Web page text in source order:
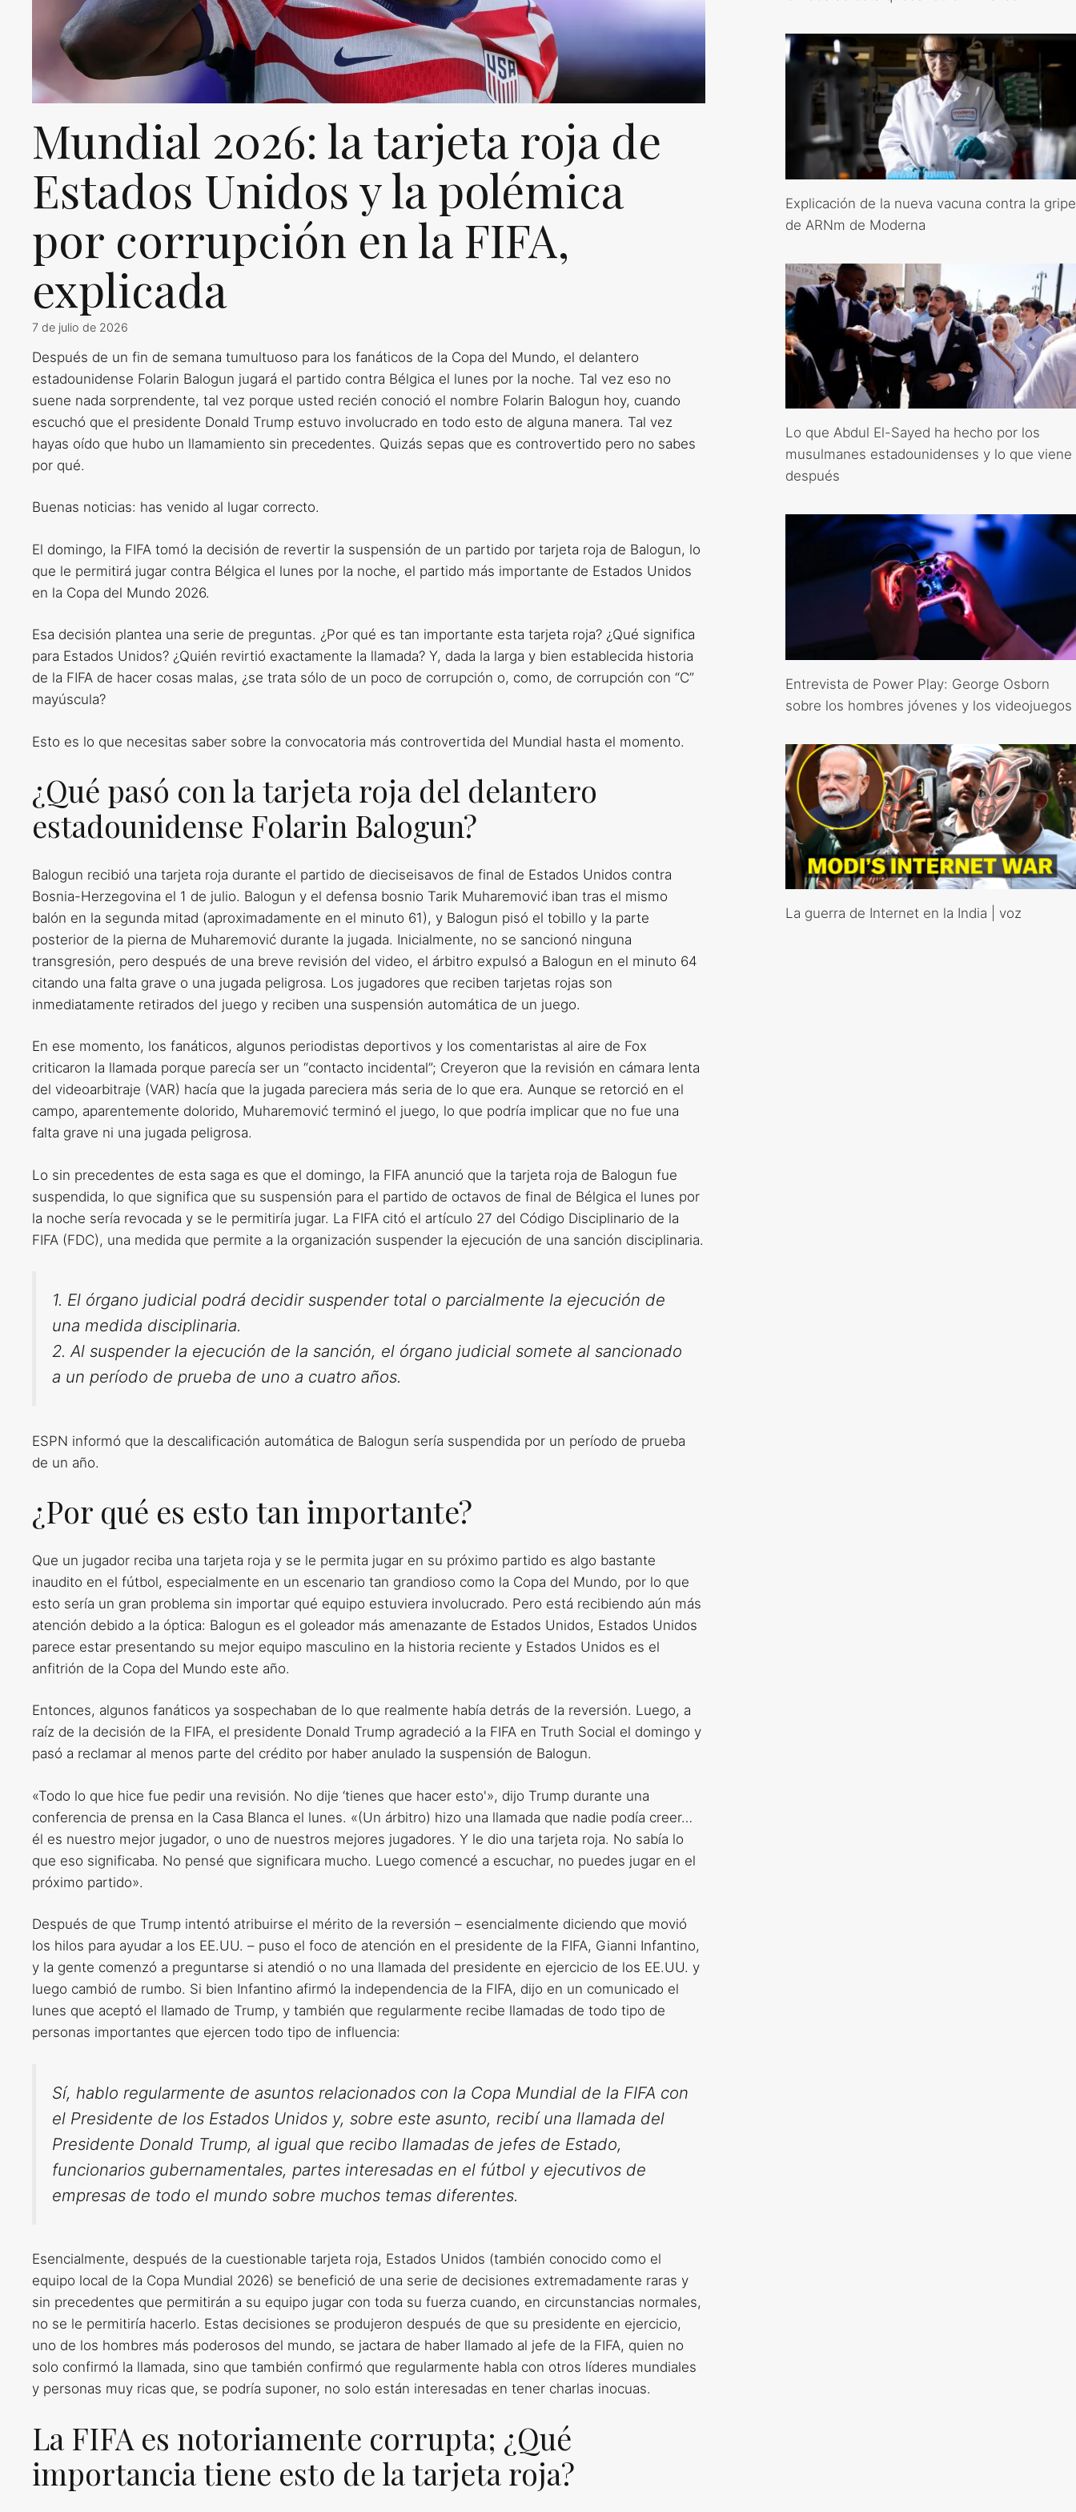
Mundial 2026: la tarjeta roja de
Estados Unidos y la polémica
por corrupción en la FIFA,
explicada
7 de julio de 2026
Después de un fin de semana tumultuoso para los fanáticos de la Copa del Mundo, el delantero
estadounidense Folarin Balogun jugará el partido contra Bélgica el lunes por la noche. Tal vez eso no
suene nada sorprendente, tal vez porque usted recién conoció el nombre Folarin Balogun hoy, cuando
escuchó que el presidente Donald Trump estuvo involucrado en todo esto de alguna manera. Tal vez
hayas oído que hubo un llamamiento sin precedentes. Quizás sepas que es controvertido pero no sabes
por qué.
Buenas noticias: has venido al lugar correcto.
El domingo, la FIFA tomó la decisión de revertir la suspensión de un partido por tarjeta roja de Balogun, lo
que le permitirá jugar contra Bélgica el lunes por la noche, el partido más importante de Estados Unidos
en la Copa del Mundo 2026.
Esa decisión plantea una serie de preguntas. ¿Por qué es tan importante esta tarjeta roja? ¿Qué significa
para Estados Unidos? ¿Quién revirtió exactamente la llamada? Y, dada la larga y bien establecida historia
de la FIFA de hacer cosas malas, ¿se trata sólo de un poco de corrupción o, como, de corrupción con “C”
mayúscula?
Esto es lo que necesitas saber sobre la convocatoria más controvertida del Mundial hasta el momento.
¿Qué pasó con la tarjeta roja del delantero
estadounidense Folarin Balogun?
Balogun recibió una tarjeta roja durante el partido de dieciseisavos de final de Estados Unidos contra
Bosnia-Herzegovina el 1 de julio. Balogun y el defensa bosnio Tarik Muharemović iban tras el mismo
balón en la segunda mitad (aproximadamente en el minuto 61), y Balogun pisó el tobillo y la parte
posterior de la pierna de Muharemović durante la jugada. Inicialmente, no se sancionó ninguna
transgresión, pero después de una breve revisión del video, el árbitro expulsó a Balogun en el minuto 64
citando una falta grave o una jugada peligrosa. Los jugadores que reciben tarjetas rojas son
inmediatamente retirados del juego y reciben una suspensión automática de un juego.
En ese momento, los fanáticos, algunos periodistas deportivos y los comentaristas al aire de Fox
criticaron la llamada porque parecía ser un “contacto incidental”; Creyeron que la revisión en cámara lenta
del videoarbitraje (VAR) hacía que la jugada pareciera más seria de lo que era. Aunque se retorció en el
campo, aparentemente dolorido, Muharemović terminó el juego, lo que podría implicar que no fue una
falta grave ni una jugada peligrosa.
Lo sin precedentes de esta saga es que el domingo, la FIFA anunció que la tarjeta roja de Balogun fue
suspendida, lo que significa que su suspensión para el partido de octavos de final de Bélgica el lunes por
la noche sería revocada y se le permitiría jugar. La FIFA citó el artículo 27 del Código Disciplinario de la
FIFA (FDC), una medida que permite a la organización suspender la ejecución de una sanción disciplinaria.
1. El órgano judicial podrá decidir suspender total o parcialmente la ejecución de
una medida disciplinaria.
2. Al suspender la ejecución de la sanción, el órgano judicial somete al sancionado
a un período de prueba de uno a cuatro años.
ESPN informó que la descalificación automática de Balogun sería suspendida por un período de prueba
de un año.
¿Por qué es esto tan importante?
Que un jugador reciba una tarjeta roja y se le permita jugar en su próximo partido es algo bastante
inaudito en el fútbol, ​​especialmente en un escenario tan grandioso como la Copa del Mundo, por lo que
esto sería un gran problema sin importar qué equipo estuviera involucrado. Pero está recibiendo aún más
atención debido a la óptica: Balogun es el goleador más amenazante de Estados Unidos, Estados Unidos
parece estar presentando su mejor equipo masculino en la historia reciente y Estados Unidos es el
anfitrión de la Copa del Mundo este año.
Entonces, algunos fanáticos ya sospechaban de lo que realmente había detrás de la reversión. Luego, a
raíz de la decisión de la FIFA, el presidente Donald Trump agradeció a la FIFA en Truth Social el domingo y
pasó a reclamar al menos parte del crédito por haber anulado la suspensión de Balogun.
«Todo lo que hice fue pedir una revisión. No dije ‘tienes que hacer esto'», dijo Trump durante una
conferencia de prensa en la Casa Blanca el lunes. «(Un árbitro) hizo una llamada que nadie podía creer…
él es nuestro mejor jugador, o uno de nuestros mejores jugadores. Y le dio una tarjeta roja. No sabía lo
que eso significaba. No pensé que significara mucho. Luego comencé a escuchar, no puedes jugar en el
próximo partido».
Después de que Trump intentó atribuirse el mérito de la reversión – esencialmente diciendo que movió
los hilos para ayudar a los EE.UU. – puso el foco de atención en el presidente de la FIFA, Gianni Infantino,
y la gente comenzó a preguntarse si atendió o no una llamada del presidente en ejercicio de los EE.UU. y
luego cambió de rumbo. Si bien Infantino afirmó la independencia de la FIFA, dijo en un comunicado el
lunes que aceptó el llamado de Trump, y también que regularmente recibe llamadas de todo tipo de
personas importantes que ejercen todo tipo de influencia:
Sí, hablo regularmente de asuntos relacionados con la Copa Mundial de la FIFA con
el Presidente de los Estados Unidos y, sobre este asunto, recibí una llamada del
Presidente Donald Trump, al igual que recibo llamadas de jefes de Estado,
funcionarios gubernamentales, partes interesadas en el fútbol y ejecutivos de
empresas de todo el mundo sobre muchos temas diferentes.
Esencialmente, después de la cuestionable tarjeta roja, Estados Unidos (también conocido como el
equipo local de la Copa Mundial 2026) se benefició de una serie de decisiones extremadamente raras y
sin precedentes que permitirán a su equipo jugar con toda su fuerza cuando, en circunstancias normales,
no se le permitiría hacerlo. Estas decisiones se produjeron después de que su presidente en ejercicio,
uno de los hombres más poderosos del mundo, se jactara de haber llamado al jefe de la FIFA, quien no
solo confirmó la llamada, sino que también confirmó que regularmente habla con otros líderes mundiales
y personas muy ricas que, se podría suponer, no solo están interesadas en tener charlas inocuas.
La FIFA es notoriamente corrupta; ¿Qué
importancia tiene esto de la tarjeta roja?
Explicación de la nueva vacuna contra la gripe
de ARNm de Moderna
Lo que Abdul El-Sayed ha hecho por los
musulmanes estadounidenses y lo que viene
después
Entrevista de Power Play: George Osborn
sobre los hombres jóvenes y los videojuegos
La guerra de Internet en la India | voz